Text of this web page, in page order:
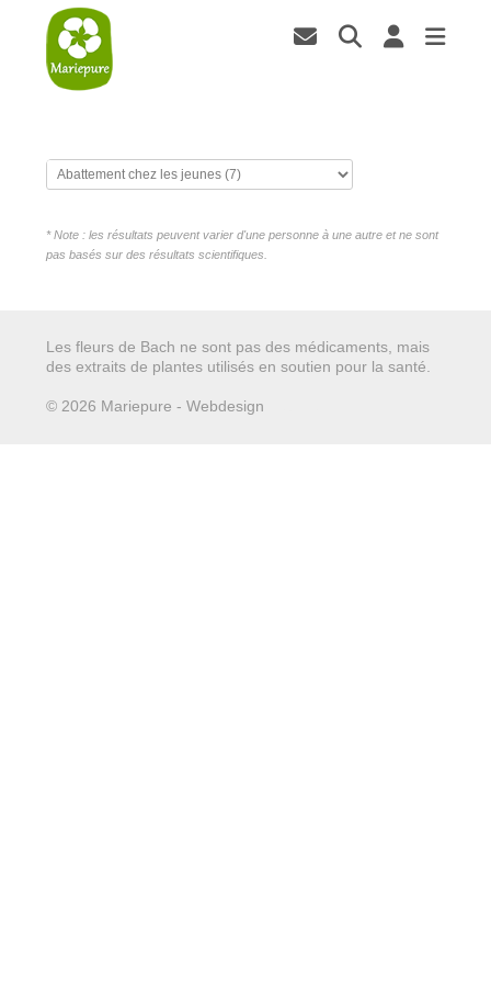
* Note : les résultats peuvent varier d'une personne à une autre et ne sont
pas basés sur des résultats scientifiques.
Les fleurs de Bach ne sont pas des médicaments, mais
des extraits de plantes utilisés en soutien pour la santé.
© 2026 Mariepure - Webdesign